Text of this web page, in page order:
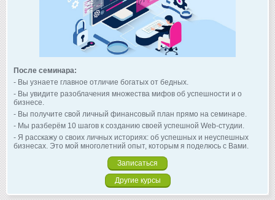
После семинара:
- Вы узнаете главное отличие богатых от бедных.
- Вы увидите разоблачения множества мифов об успешности и о
бизнесе.
- Вы получите свой личный финансовый план прямо на семинаре.
- Мы разберём 10 шагов к созданию своей успешной Web-студии.
- Я расскажу о своих личных историях: об успешных и неуспешных
бизнесах. Это мой многолетний опыт, которым я поделюсь с Вами.
Записаться
Другие курсы